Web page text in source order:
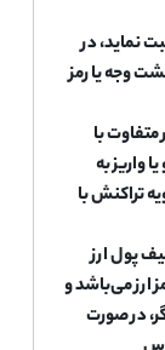
نماید، در
وجه یا رمز
متفاوت با
واریز به
تراکنش با
پول ارز
ارز می‌باشد و
در صورت